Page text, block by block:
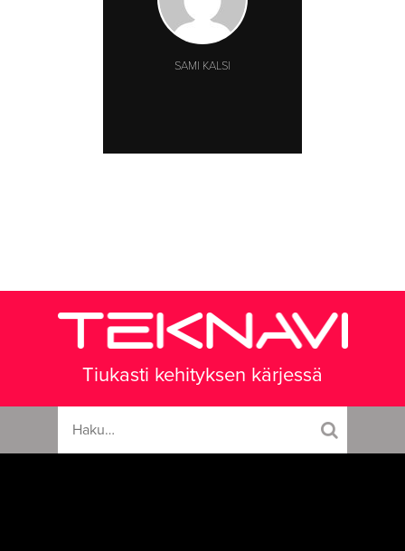
SAMI KALSI
Tiukasti kehityksen kärjessä